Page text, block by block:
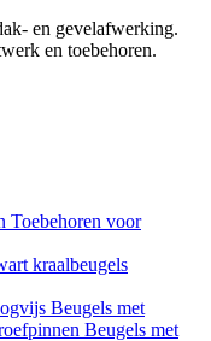
en gevelafwerking.
en toebehoren.
Toebehoren voor
kraalbeugels
Beugels met
Beugels met